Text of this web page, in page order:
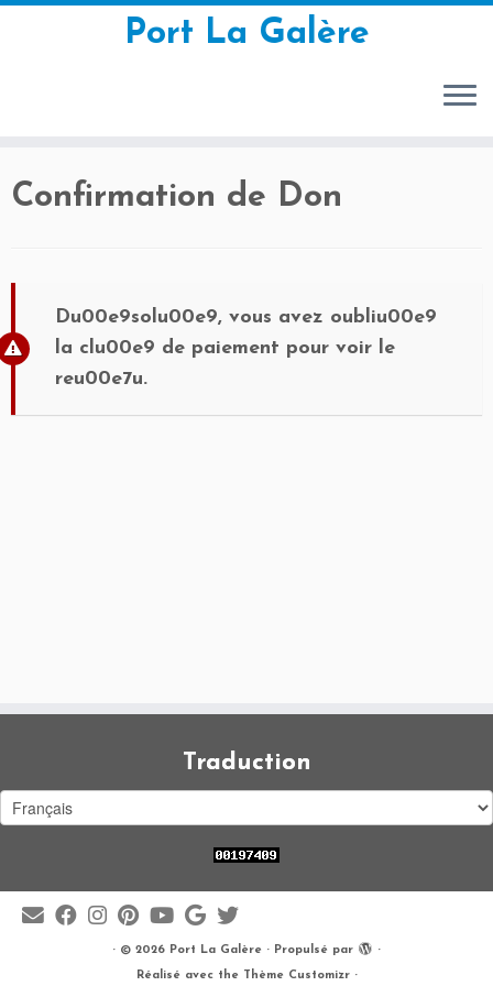
au
Port La Galère
Confirmation de Don
Du00e9solu00e9, vous avez oubliu00e9
la clu00e9 de paiement pour voir le
reu00e7u.
Traduction
· © 2026 Port La Galère · Propulsé par ·
Réalisé avec the Thème Customizr·